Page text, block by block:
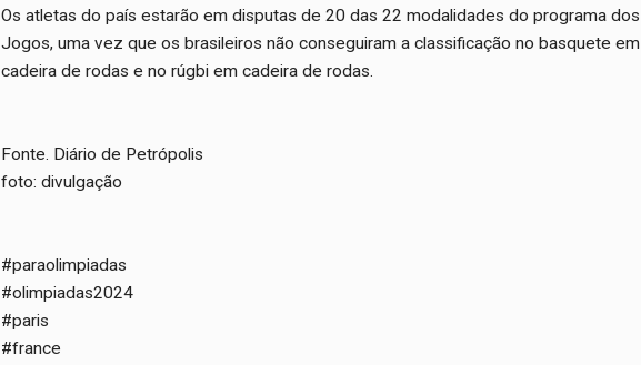
Os atletas do país estarão em disputas de 20 das 22 modalidades do programa dos
Jogos, uma vez que os brasileiros não conseguiram a classificação no basquete em
cadeira de rodas e no rúgbi em cadeira de rodas.
Fonte. Diário de Petrópolis
foto: divulgação
#paraolimpiadas
#olimpiadas2024
#paris
#france